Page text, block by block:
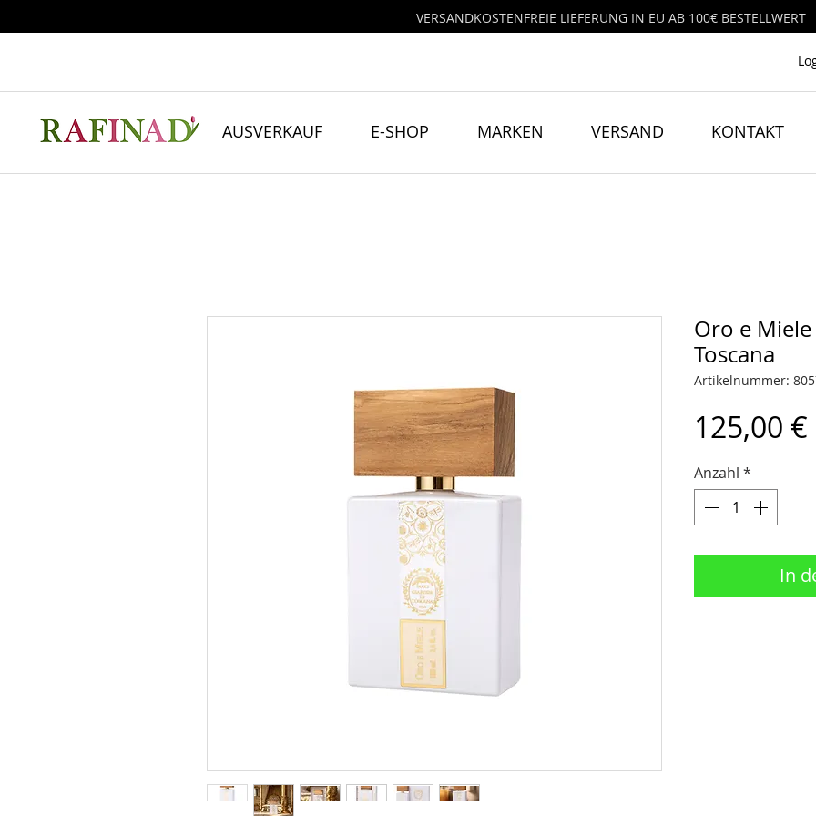
VERSANDKOSTENFREIE LIEFERUNG IN EU AB 100€ BESTELLWERT
AUSVERKAUF E-SHOP MARKEN VERSAND KONTAKT
Oro e
Toscana
Artikelnummer:
125,00 €
Anzahl *
In